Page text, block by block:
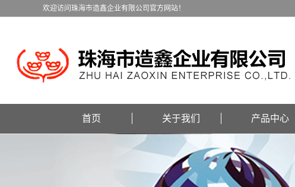
欢迎访问珠海市造鑫企业有限公司官方网站！
首页 关于我们 产品中心